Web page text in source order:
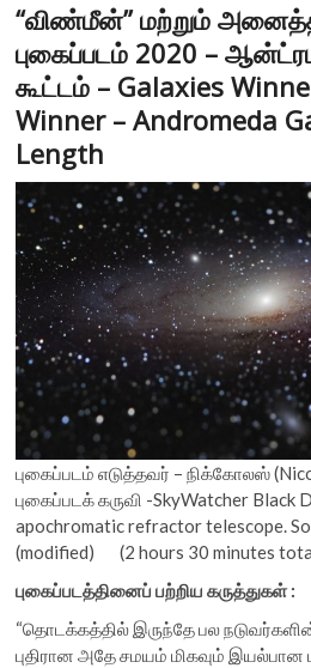
“விண்மீன்” மற்றும்
புகைப்படம் 2020 –
கூட்டம் – Galaxies
Winner – Andromeda
Length
புகைப்படம் எடுத்தவர் – நிக்கோலஸ்
புகைப்படக் கருவி -SkyWatcher Black
apochromatic refractor telescope.
(modified) (2 hours 30 minutes
புகைப்படத்தினைப் பற்றிய கருத்துகள் :
“தொடக்கத்தில் இருந்தே பல
புதிரான அதே சமயம் மிகவும் இயல்பான